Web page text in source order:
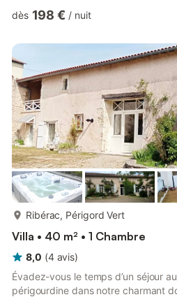
la télévision câblée, un lecteur DVD,
Pour vos moments de détente,
salle de pilates avec matériel
dès 198 € / nuit
Ribérac, Périgord Vert
Villa • 40 m² • 1 Chambre
8,0 (4 avis)
Évadez-vous le temps d’un séjour
périgourdine dans notre charmant